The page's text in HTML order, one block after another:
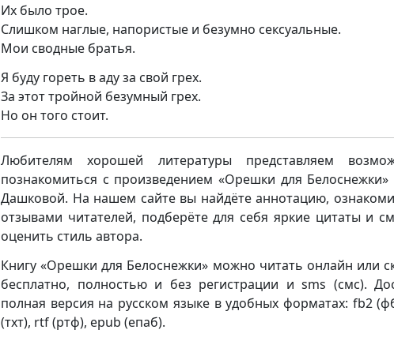
Их было трое.
Слишком наглые, напористые и безумно сексуальные.
Мои сводные братья.
Я буду гореть в аду за свой грех.
За этот тройной безумный грех.
Но он того стоит.
Любителям хорошей литературы представляем
познакомиться с произведением «Орешки для Белоснежки»
Дашковой. На нашем сайте вы найдёте аннотацию,
отзывами читателей, подберёте для себя яркие цитаты и
оценить стиль автора.
Книгу «Орешки для Белоснежки» можно читать онлайн или
бесплатно, полностью и без регистрации и sms (смс).
полная версия на русском языке в удобных форматах: fb2
(тхт), rtf (ртф), epub (епаб).